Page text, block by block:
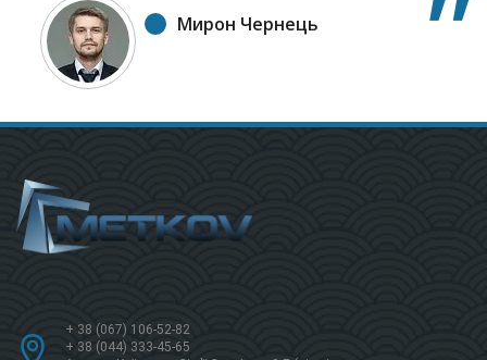
продуманого, високоякісного виконання, з
дотриманням усіх моїх пропозицій. Якість усіх етапів
замовлення є, безсумнівно вищою, ніж ціна за нього.
Рекомендую усім цей екстра фірмовий спосіб роботи.
Мирон Чернець
+ 38 (067) 106-52-82
+ 38 (044) 333-45-65